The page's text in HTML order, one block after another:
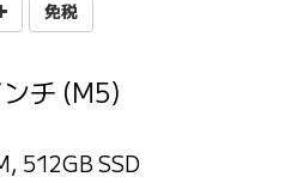
免税
チ (M5)
512GB SSD